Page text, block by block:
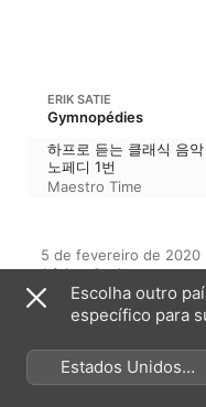
ERIK SATIE
Gymnopédies
하프로 듣는 클래식 음
노페디 1번
Maestro Time
5 de fevereiro de 2020
1 faixa, 2 minutos
℗ 2020 cozy newline
Neste álbum
Escolha outro
específico para
Estados Unidos
(Português Brasil)